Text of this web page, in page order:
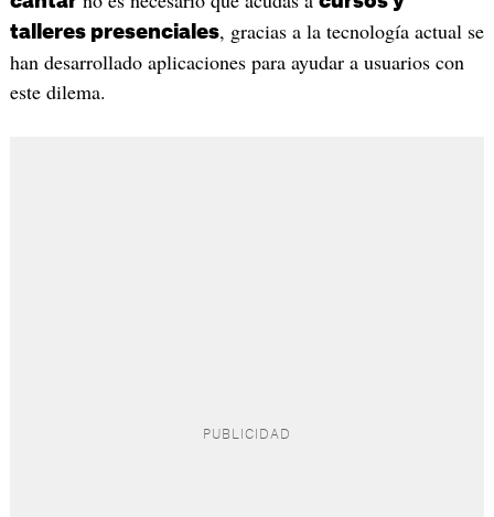
talleres presenciales, gracias a la tecnología actual se
han desarrollado aplicaciones para ayudar a usuarios con
este dilema.